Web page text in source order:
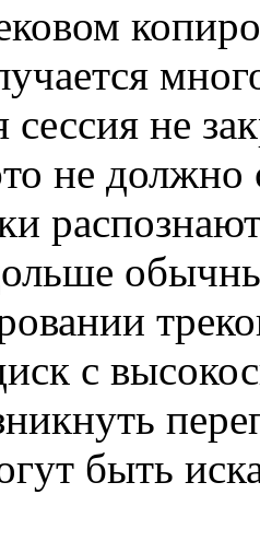
сессия не
не
с
быть